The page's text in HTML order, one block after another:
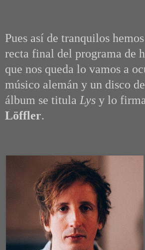
Pues así de tranquilos
recta final del programa de
que nos queda lo vamos a
músico alemán y un disco
álbum se titula Lys y lo firma
Löffler.